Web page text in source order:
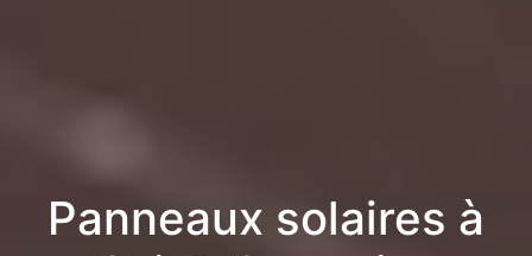
Panneaux solaires à